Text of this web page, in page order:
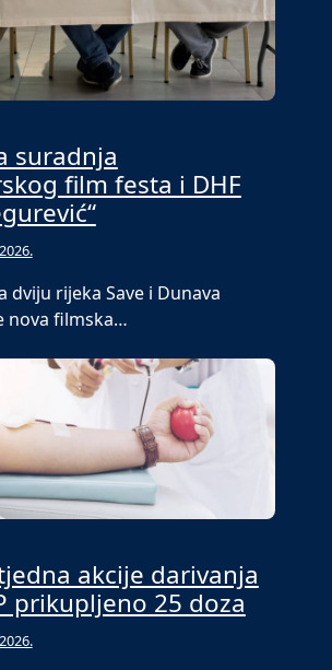
suradnja
film festa i DHF
dviju rijeka Save i Dunava
nova filmska…
akcije darivanja
prikupljeno 25 doza